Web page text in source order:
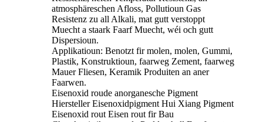
atmosphäreschen Afloss, Pollutioun Gas
Resistenz zu all Alkali, mat gutt verstoppt
Muecht a staark Faarf Muecht, wéi och gutt
Dispersioun.
Applikatioun: Benotzt fir molen, molen, Gummi,
Plastik, Konstruktioun, faarweg Zement, faarweg
Mauer Fliesen, Keramik Produiten an aner
Faarwen.
Eisenoxid roude anorganesche Pigment
Hiersteller Eisenoxidpigment Hui Xiang Pigment
Eisenoxid rout Eisen rout fir Bau